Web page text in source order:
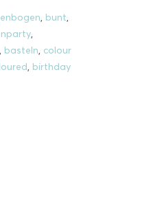
, bunt,
,
, basteln, colour
, birthday